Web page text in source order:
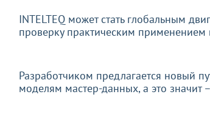
INTELTEQ может стать глобальным
проверку практическим
Разработчиком предлагается новый
моделям мастер-данных, а это